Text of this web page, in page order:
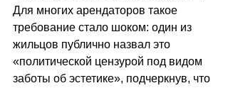
Для многих арендаторов такое
требование стало шоком: один из
жильцов публично назвал это
«политической цензурой под видом
заботы об эстетике», подчеркнув, что